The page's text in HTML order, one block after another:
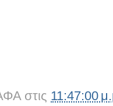
στις 11:47:00